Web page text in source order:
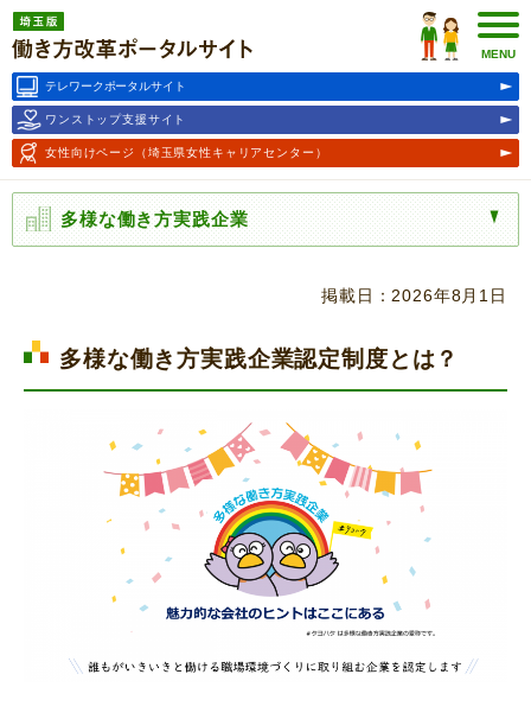
埼玉版働き方改革ポータルサ
イト
MENU
テレワークポータルサイト
ワンストップ支援サイト
女性向けページ （埼玉県女性キャリアセンター）
多様な働き方実践企業
掲載日：2026年8月1日
多様な働き方実践企業認定制度とは？